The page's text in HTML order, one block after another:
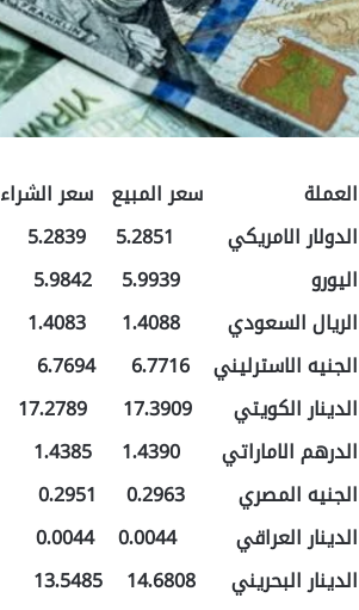
العملة سعر المبيع سعر الشراء
الدولار الامريكي 5.2851 5.2839
اليورو 5.9939 5.9842
الريال السعودي 1.4088 1.4083
الجنيه الاسترليني 6.7716 6.7694
الدينار الكويتي 17.3909 17.2789
الدرهم الاماراتي 1.4390 1.4385
الجنيه المصري 0.2963 0.2951
الدينار العراقي 0.0044 0.0044
الدينار البحريني 14.6808 13.5485